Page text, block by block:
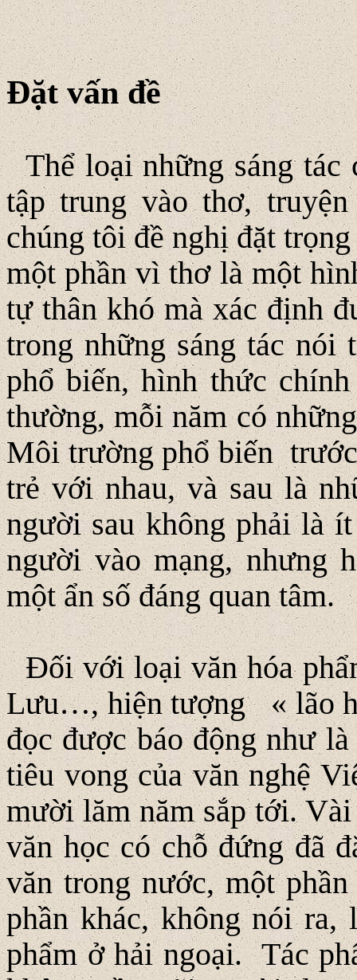
Ðặt vấn đề
Thể loại những sáng
tập trung vào thơ,
chúng tôi đề nghị đặt
một phần vì thơ là một
tự thân khó mà xác định
trong những sáng tác
phổ biến, hình thức
thường, mỗi năm có
Môi trường phổ biến
trẻ với nhau, và sau là
người sau không phải là
người vào mạng, nhưng
một ẩn số đáng quan tâm.
Ðối với loại văn hóa
Lưu…, hiện tượng « lão
đọc được báo động như
tiêu vong của văn nghệ
mười lăm năm sắp tới.
văn học có chỗ đứng đã
văn trong nước, một
phần khác, không nói
phẩm ở hải ngoại. Tác